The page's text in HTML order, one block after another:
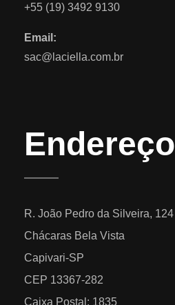
+55 (19) 3492 9130
Email:
sac@laciella.com.br
Endereço
R. João Pedro da Silveira, 124
Chácaras Bela Vista
Capivari-SP
CEP 13367-282
Caixa Postal: 1835